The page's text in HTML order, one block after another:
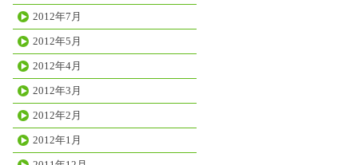
2012年7月
2012年5月
2012年4月
2012年3月
2012年2月
2012年1月